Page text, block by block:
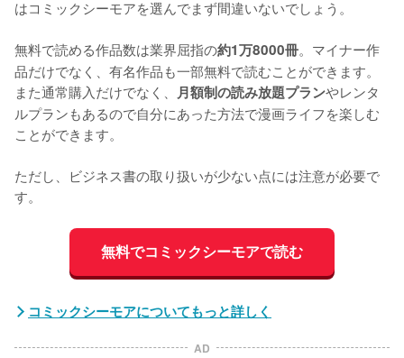
はコミックシーモアを選んでまず間違いないでしょう。
無料で読める作品数は業界屈指の約1万8000冊。マイナー作
品だけでなく、有名作品も一部無料で読むことができます。
また通常購入だけでなく、 月額制の読み放題プランやレンタ
ルプランもあるので自分にあった方法で漫画ライフを楽しむ
ことができます。
ただし、ビジネス書の取り扱いが少ない点には注意が必要で
す。
無料でコミックシーモアで読む
コミックシーモアについてもっと詳しく
AD